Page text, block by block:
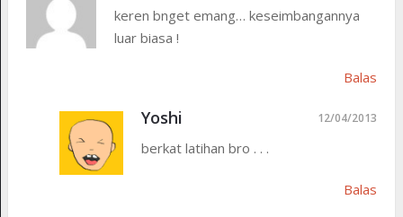
keren bnget emang… keseimbangannya
luar biasa !
Balas
Yoshi 12/04/2013
berkat latihan bro . . .
Balas